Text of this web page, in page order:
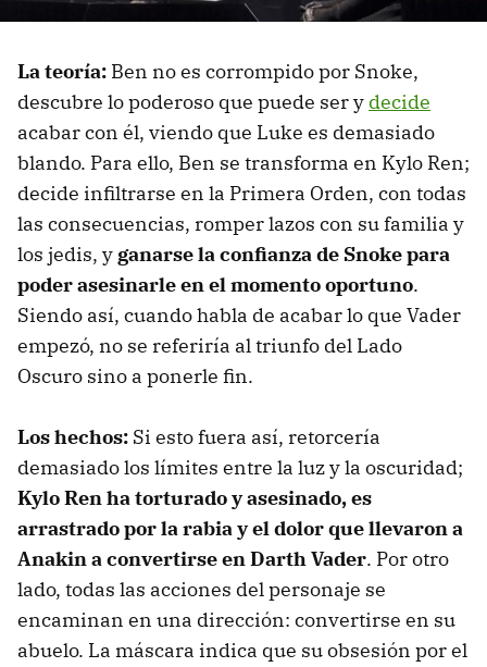
La teoría: Ben no es corrompido por Snoke,
descubre lo poderoso que puede ser y decide
acabar con él, viendo que Luke es demasiado
blando. Para ello, Ben se transforma en Kylo Ren;
decide infiltrarse en la Primera Orden, con todas
las consecuencias, romper lazos con su familia y
los jedis, y ganarse la confianza de Snoke para
poder asesinarle en el momento oportuno.
Siendo así, cuando habla de acabar lo que Vader
empezó, no se referiría al triunfo del Lado
Oscuro sino a ponerle fin.
Los hechos: Si esto fuera así, retorcería
demasiado los límites entre la luz y la oscuridad;
Kylo Ren ha torturado y asesinado, es
arrastrado por la rabia y el dolor que llevaron a
Anakin a convertirse en Darth Vader. Por otro
lado, todas las acciones del personaje se
encaminan en una dirección: convertirse en su
abuelo. La máscara indica que su obsesión por el